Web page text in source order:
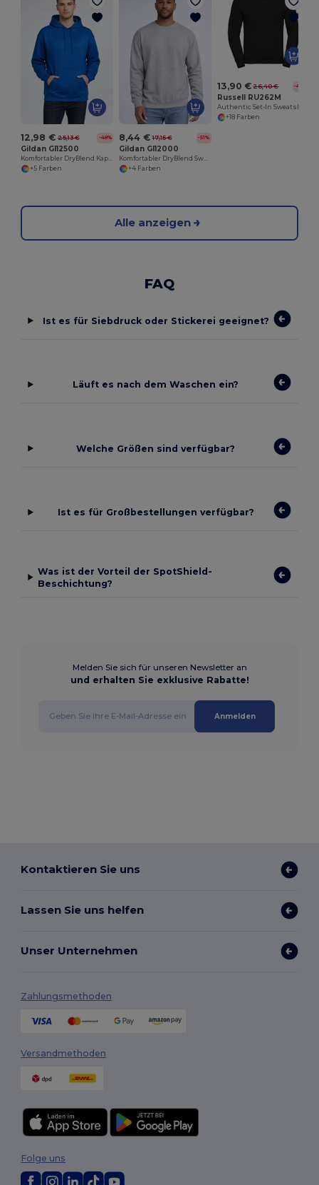
12,98 € 25,13 € -48%
Gildan GI12500
+5 Farben
8,44 € 17,15 € -51%
Gildan GI12000
+4 Farben
13,90 € 26,40 € -47%
Russell RU262M
+18 Farben
Alle anzeigen
FAQ
Ist es für Siebdruck oder Stickerei geeignet?
Läuft es nach dem Waschen ein?
Welche Größen sind verfügbar?
Ist es für Großbestellungen verfügbar?
Was ist der Vorteil der SpotShield-
Beschichtung?
Melden Sie sich für unseren Newsletter an
und erhalten Sie exklusive Rabatte!
Anmelden
Kontaktieren Sie uns
Lassen Sie uns helfen
Unser Unternehmen
Zahlungsmethoden
Versandmethoden
Folge uns